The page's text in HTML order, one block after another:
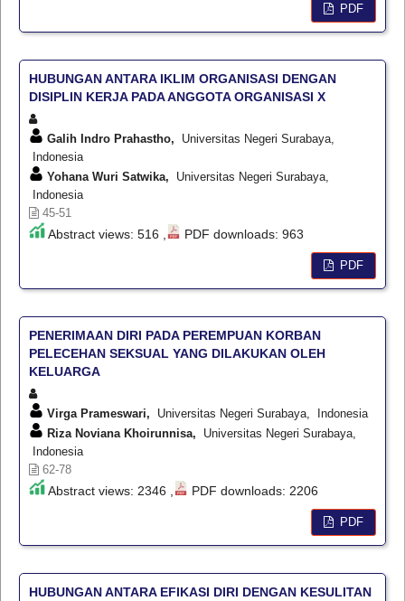
PDF
HUBUNGAN ANTARA IKLIM ORGANISASI DENGAN
DISIPLIN KERJA PADA ANGGOTA ORGANISASI X
Galih Indro Prahastho, Universitas Negeri Surabaya,
Indonesia
Yohana Wuri Satwika, Universitas Negeri Surabaya,
Indonesia
45-51
Abstract views: 516 , PDF downloads: 963
PDF
PENERIMAAN DIRI PADA PEREMPUAN KORBAN
PELECEHAN SEKSUAL YANG DILAKUKAN OLEH
KELUARGA
Virga Prameswari, Universitas Negeri Surabaya, Indonesia
Riza Noviana Khoirunnisa, Universitas Negeri Surabaya,
Indonesia
62-78
Abstract views: 2346 , PDF downloads: 2206
PDF
HUBUNGAN ANTARA EFIKASI DIRI DENGAN KESULITAN